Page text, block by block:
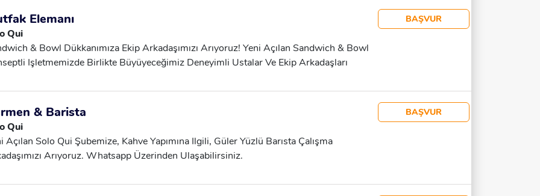
Elemanı
Qui
& Bowl Dükkanımıza Ekip Arkadaşımızı Arıyoruz! Yeni Açılan Sandwich & Bowl
Işletmemizde Birlikte Büyüyeceğimiz Deneyimli Ustalar Ve Ekip Arkadaşları
BAŞVUR
& Barista
Qui
Açılan Solo Qui Şubemize, Kahve Yapımına Ilgili, Güler Yüzlü Barısta Çalışma
Arıyoruz. Whatsapp Üzerinden Ulaşabilirsiniz.
BAŞVUR